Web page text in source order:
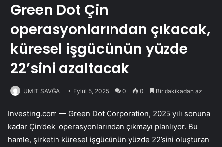
Green Dot Çin
operasyonlarından çıkacak,
küresel işgücünün yüzde
22’sini azaltacak
ÜMİT SAVĞA Eylül 5, 2025 0 0 Bir dakikadan az
Investing.com — Green Dot Corporation, 2025 yılı sonuna
kadar Çin’deki operasyonlarından çıkmayı planlıyor. Bu
hamle, şirketin küresel işgücünün yüzde 22’sini oluşturan